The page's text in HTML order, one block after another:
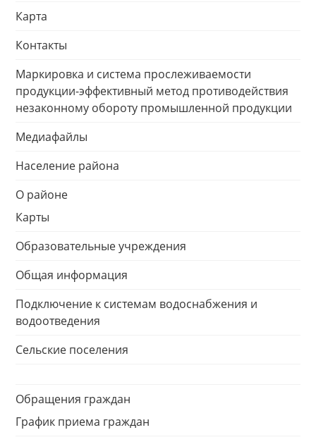
Карта
Контакты
Маркировка и система прослеживаемости
продукции-эффективный метод противодействия
незаконному обороту промышленной продукции
Медиафайлы
Население района
О районе
Карты
Образовательные учреждения
Общая информация
Подключение к системам водоснабжения и
водоотведения
Сельские поселения
Обращения граждан
График приема граждан